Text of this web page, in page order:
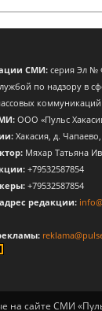
СМИ:серия Эл №
по надзору в
коммуникаций
ООО «Пульс
Хакасия, д.
Мяхар Татьяна
+79532587854
+79532587854
редакции:
на сайте СМИ